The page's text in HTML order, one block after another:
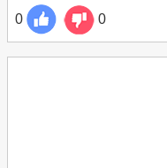
0
0